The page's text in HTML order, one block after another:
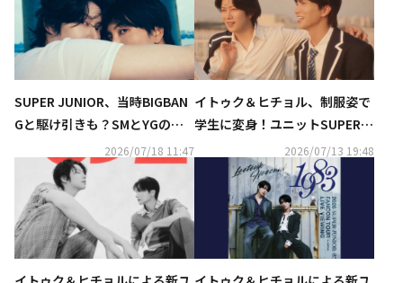
SUPER JUNIOR、当時BIGBAN
Gと駆け引きも？SMとYGの勢
力争いを語る「すべて敵だっ
た」（動画あり）
2026/07/18 11:47
イトゥク＆ヒチョル、制服姿で
学生に変身！ユニットSUPER J
UNIOR-83zとして本日デビュ
ー…タイトル曲「Promise」M
2026/07/13 19:48